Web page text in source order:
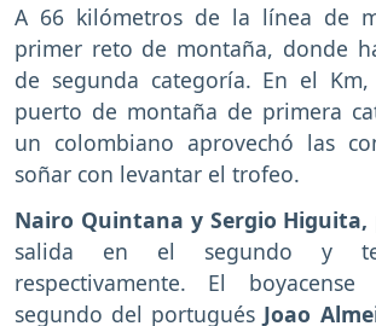
A 66 kilómetros de la línea de
primer reto de montaña, donde
de segunda categoría. En el
puerto de montaña de primera
un colombiano aprovechó las
soñar con levantar el trofeo.
Nairo Quintana y Sergio Higuita,
salida en el segundo y
respectivamente. El
segundo del portugués Joao